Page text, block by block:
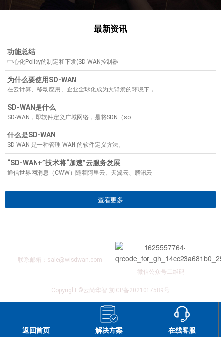
最新资讯
功能总结
中心化Policy的制定和下发(SD-WAN控制器
为什么要使用SD-WAN
在云计算、移动应用、企业全球化成为大背景的环境下，
SD-WAN是什么
SD-WAN，即软件定义广域网络，是将SDN（so
什么是SD-WAN
SD-WAN 是一种管理 WAN 的软件定义方法。
“SD-WAN+”技术将“加速”云服务发展
通信世界网消息（CWW）随着阿里云、天翼云、腾讯云
查看更多
联系邮箱： sale@wisdwan.com
微信公众号二维码
Copyright ©云尚华智 京ICP备2021017589号
返回首页 解决方案 在线客服